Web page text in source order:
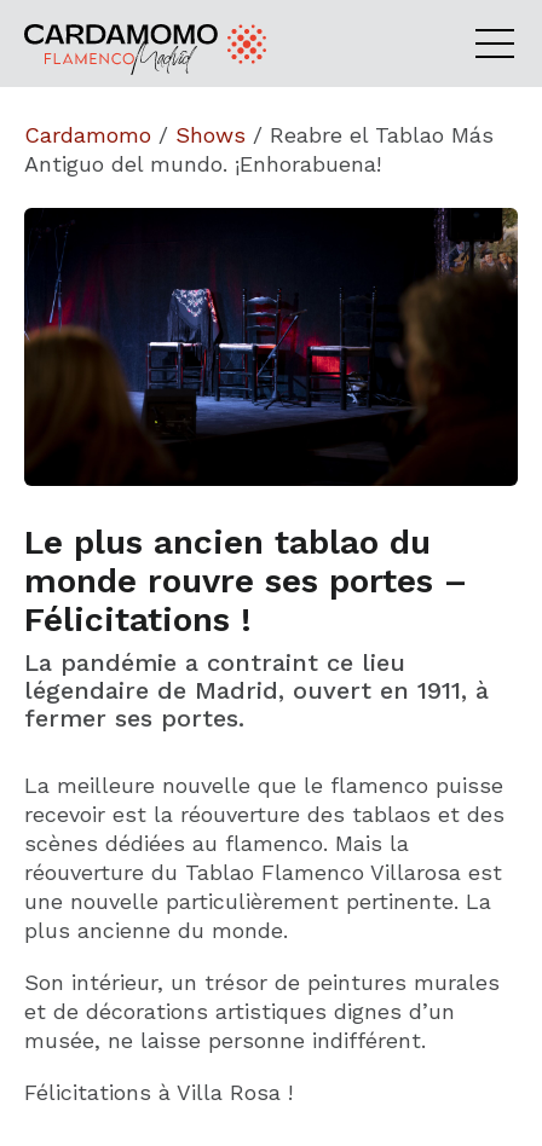
Cardamomo / Shows / Reabre el Tablao Más
Antiguo del mundo. ¡Enhorabuena!
Le plus ancien tablao du
monde rouvre ses portes –
Félicitations !
La pandémie a contraint ce lieu
légendaire de Madrid, ouvert en 1911, à
fermer ses portes.
La meilleure nouvelle que le flamenco puisse
recevoir est la réouverture des tablaos et des
scènes dédiées au flamenco. Mais la
réouverture du Tablao Flamenco Villarosa est
une nouvelle particulièrement pertinente. La
plus ancienne du monde.
Son intérieur, un trésor de peintures murales
et de décorations artistiques dignes d’un
musée, ne laisse personne indifférent.
Félicitations à Villa Rosa !